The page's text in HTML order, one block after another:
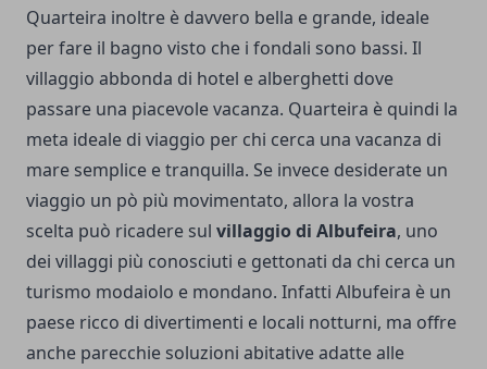
Quarteira inoltre è davvero bella e grande, ideale
per fare il bagno visto che i fondali sono bassi. Il
villaggio abbonda di hotel e alberghetti dove
passare una piacevole vacanza. Quarteira è quindi la
meta ideale di viaggio per chi cerca una vacanza di
mare semplice e tranquilla. Se invece desiderate un
viaggio un pò più movimentato, allora la vostra
scelta può ricadere sul villaggio di Albufeira, uno
dei villaggi più conosciuti e gettonati da chi cerca un
turismo modaiolo e mondano. Infatti Albufeira è un
paese ricco di divertimenti e locali notturni, ma offre
anche parecchie soluzioni abitative adatte alle